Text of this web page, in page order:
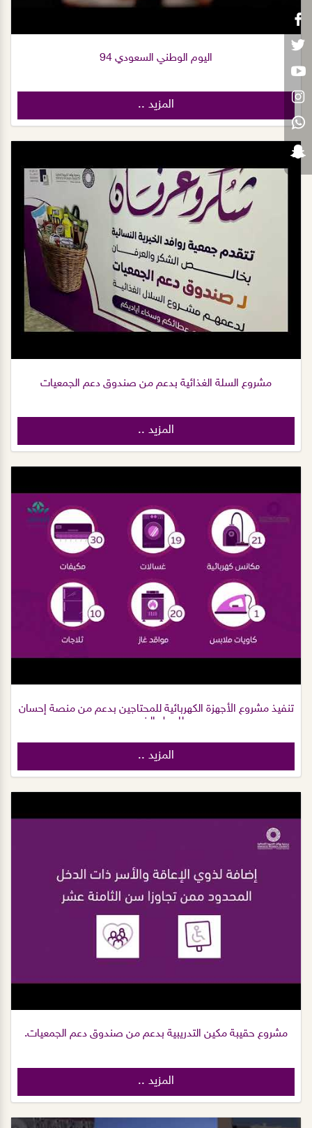
اليوم الوطني السعودي 94
المزيد ..
مشروع السلة الغذائية بدعم من صندوق دعم الجمعيات
المزيد ..
تنفيذ مشروع الأجهزة الكهربائية للمحتاجين بدعم من منصة إحسان
للعمل الخيري
المزيد ..
مشروع حقيبة مكين التدريبية بدعم من صندوق دعم الجمعيات.
المزيد ..